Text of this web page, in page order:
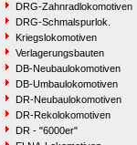
DRG-Zahnradlokomotiven
DRG-Schmalspurlok.
Kriegslokomotiven
Verlagerungsbauten
DB-Neubaulokomotiven
DB-Umbaulokomotiven
DR-Neubaulokomotiven
DR-Rekolokomotiven
DR - "6000er"